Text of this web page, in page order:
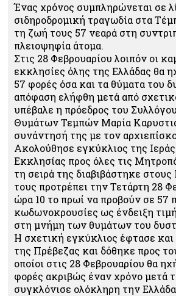
Ένας χρόνος συμπληρώνεται σε
σιδηροδρομική τραγωδία στα
τη ζωή τους 57 νεαρά στη
πλειοψηφία άτομα.
Στις 28 Φεβρουαρίου λοιπόν οι
εκκλησίες όλης της Ελλάδας θα
57 φορές όσα και τα θύματα του
απόφαση ελήφθη μετά από
υπέβαλε η πρόεδρος του
Θυμάτων Τεμπών Μαρία
συνάντησή της με τον
Ακολούθησε εγκύκλιος της
Εκκλησίας προς όλες τις
τη σειρά της διαβιβάστηκε
τους προτρέπει την Τετάρτη 28
ώρα 10 το πρωί να προβούν σε 57
κωδωνοκρουσίες ως ένδειξη
στη μνήμη των θυμάτων του
Η σχετική εγκύκλιος έφτασε
της Πρέβεζας και δόθηκε προς
οποίοι στις 28 Φεβρουαρίου θα
φορές ακριβώς έναν χρόνο μετά
συγκλόνισε ολόκληρη την